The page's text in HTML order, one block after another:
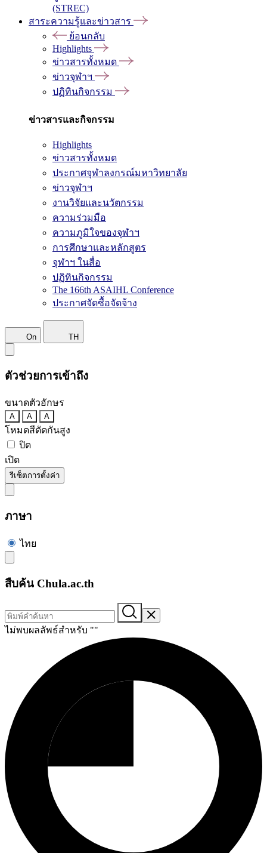
(STREC)
สาระความรู้และข่าวสาร
ย้อนกลับ
Highlights
ข่าวสารทั้งหมด
ข่าวจุฬาฯ
ปฏิทินกิจกรรม
ข่าวสารและกิจกรรม
Highlights
ข่าวสารทั้งหมด
ประกาศจุฬาลงกรณ์มหาวิทยาลัย
ข่าวจุฬาฯ
งานวิจัยและนวัตกรรม
ความร่วมมือ
ความภูมิใจของจุฬาฯ
การศึกษาและหลักสูตร
จุฬาฯ ในสื่อ
ปฏิทินกิจกรรม
The 166th ASAIHL Conference
ประกาศจัดซื้อจัดจ้าง
On TH
ตัวช่วยการเข้าถึง
ขนาดตัวอักษร
A A A
โหมดสีตัดกันสูง
ปิด
เปิด
รีเซ็ตการตั้งค่า
ภาษา
ไทย
สืบค้น Chula.ac.th
ไม่พบผลลัพธ์สำหรับ ""